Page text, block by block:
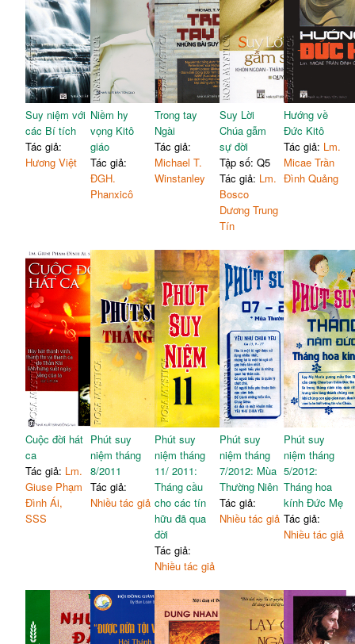
Suy niệm với
các Bí tích
Tác giả:
Hương Việt
Niềm hy
vọng Kitô
giáo
Tác giả:
ĐGH.
Phanxicô
Trong tay
Ngài
Tác giả:
Michael T.
Winstanley
Suy Lời
Chúa gẫm
sự đời
Tập số: Q5
Tác giả: Lm.
Bosco
Dương Trung
Tín
Hướng về
Đức Kitô
Tác giả: Lm.
Micae Trần
Đình Quảng
Cuộc đời hát
ca
Tác giả: Lm.
Giuse Phạm
Đình Ái,
SSS
Phút suy
niệm tháng
8/2011
Tác giả:
Nhiều tác giả
Phút suy
niệm tháng
11/ 2011:
Tháng cầu
cho các tín
hữu đã qua
đời
Tác giả:
Nhiều tác giả
Phút suy
niệm tháng
7/2012: Mùa
Thường Niên
Tác giả:
Nhiều tác giả
Phút suy
niệm tháng
5/2012:
Tháng hoa
kính Đức Mẹ
Tác giả:
Nhiều tác giả